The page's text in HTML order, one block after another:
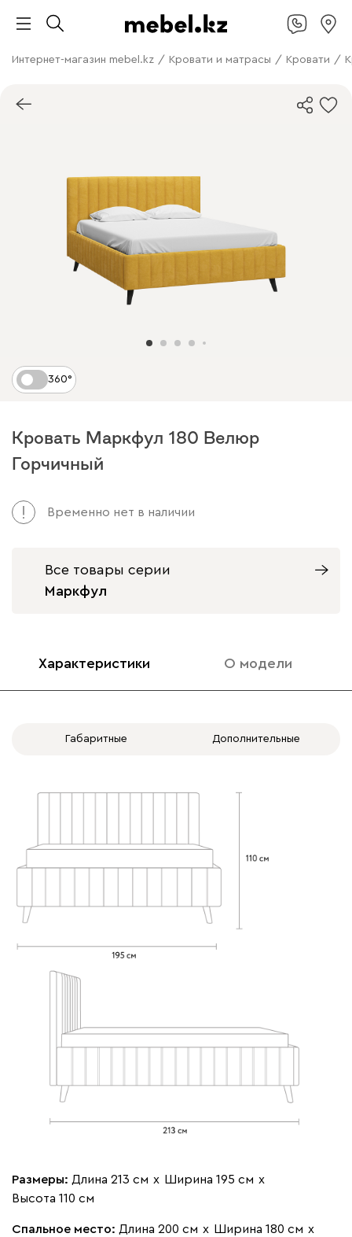
Интернет-магазин mebel.kz / Кровати и матрасы / Кровати /
360°
Кровать Маркфул 180 Велюр
Горчичный
Временно нет в наличии
Все товары серии
Маркфул
Характеристики О модели
Габаритные Дополнительные
Размеры: Длина 213 см х Ширина 195 см х
Высота 110 см
Спальное место: Длина 200 см х Ширина 180 см х